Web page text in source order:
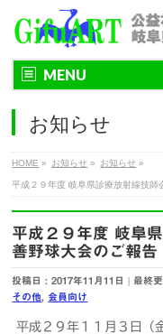
MENU
お知らせ
HOME » お知らせ » お知らせ »
平成２９年度 岐阜県診療放射線技
平成２９年度 岐阜
善野球大会のご報告
投稿日 : 2017年11月11日 最終
その他
会員向け
平成２９年１１月３日（